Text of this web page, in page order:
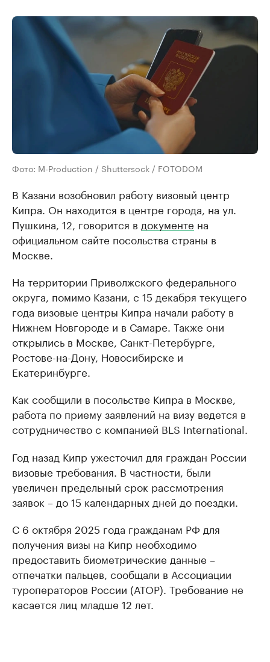
Фото: M-Production / Shuttersock / FOTODOM
В Казани возобновил работу визовый центр
Кипра. Он находится в центре города, на ул.
Пушкина, 12, говорится в документе на
официальном сайте посольства страны в
Москве.
На территории Приволжского федерального
округа, помимо Казани, с 15 декабря текущего
года визовые центры Кипра начали работу в
Нижнем Новгороде и в Самаре. Также они
открылись в Москве, Санкт-Петербурге,
Ростове-на-Дону, Новосибирске и
Екатеринбурге.
Как сообщили в посольстве Кипра в Москве,
работа по приему заявлений на визу ведется в
сотрудничество с компанией BLS International.
Год назад Кипр ужесточил для граждан России
визовые требования. В частности, были
увеличен предельный срок рассмотрения
заявок – до 15 календарных дней до поездки.
С 6 октября 2025 года гражданам РФ для
получения визы на Кипр необходимо
предоставить биометрические данные –
отпечатки пальцев, сообщали в Ассоциации
туроператоров России (АТОР). Требование не
касается лиц младше 12 лет.